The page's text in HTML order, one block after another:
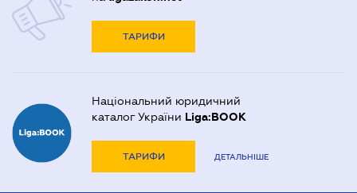
ТАРИФИ
Національний юридичний
каталог України Liga:BOOK
ТАРИФИ ДЕТАЛЬНІШЕ